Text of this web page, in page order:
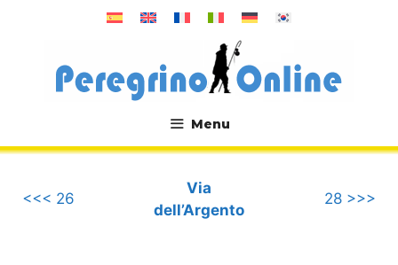
Menu
.
<<< 26
Via
dell’Argento
28 >>>